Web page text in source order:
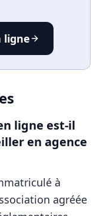
ligne
ligne est-il
en agence
à
agréée